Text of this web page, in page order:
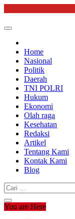
content
Home
Nasional
Politik
Daerah
TNI POLRI
Hukum
Ekonomi
Olah raga
Kesehatan
Redaksi
Artikel
Tentang Kami
Kontak Kami
Blog
Cari
untuk:
You are Here